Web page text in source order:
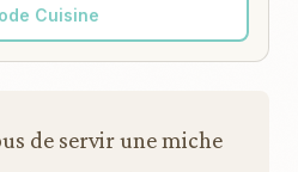
Cuisine
de servir une miche